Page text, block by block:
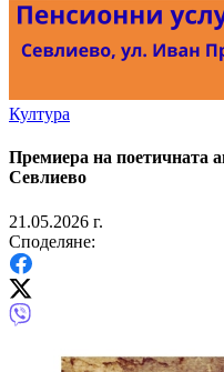
Култура
Премиера на поетичната
Севлиево
21.05.2026 г.
Споделяне: